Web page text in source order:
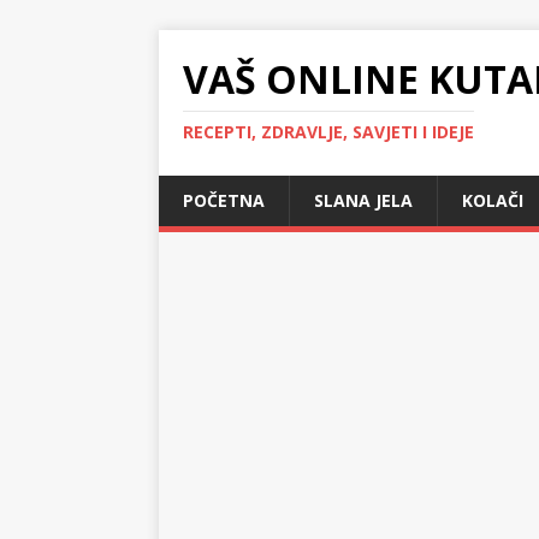
VAŠ ONLINE
RECEPTI, ZDRAVLJE, SAVJETI I IDEJE
POČETNA SLANA JELA KOLAČI